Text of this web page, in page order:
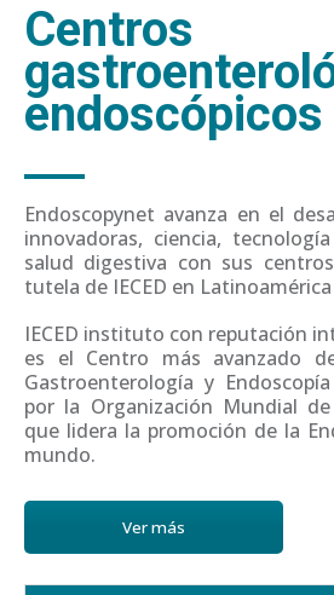
Centros
endoscópicos
Endoscopynet avanza en el
innovadoras, ciencia,
salud digestiva con sus
tutela de IECED en
IECED instituto con reputación
es el Centro más avanzado
Gastroenterología y
por la Organización Mundial de
que lidera la promoción de la
mundo.
Ver más